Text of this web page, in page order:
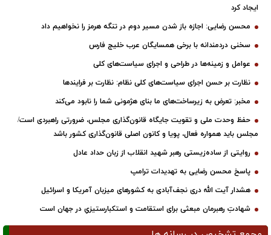
ایجاد کرد
محسن رضایی: اجازه باز شدن مسیر دوم در تنگه هرمز را نخواهیم داد
سخنی دردمندانه با برخی همسایگان عرب خلیج فارس
عوامل و زمینه‌ها در طراحی و اجرای سیاست‌های کلی
نظارت بر حسن اجرای سیاست‌های کلی نظام: نظارت بر فرایندها
مخبر: تعرض به زیرساخت‌های ما بنای هژمونی شما را نابود می‌کند
حفظ وحدت ملی و تقویت جایگاه قانون‌گذاری مجلس، ضرورتی راهبردی است/
مجلس باید همواره فعال، پویا و کانون اصلی قانون‌گذاری کشور باشد
روایتی از ساده‌زیستی رهبر شهید انقلاب از زبان حداد عادل
پاسخ محسن رضایی به تهدیدات ترامپ
هشدار آیت الله دری نجف‌آبادی به کشورهای میزبان آمریکا و اسرائیل
شهادتِ رهبرمان مبعثی برای استقامت و استکبارستیزیِ در جهان است